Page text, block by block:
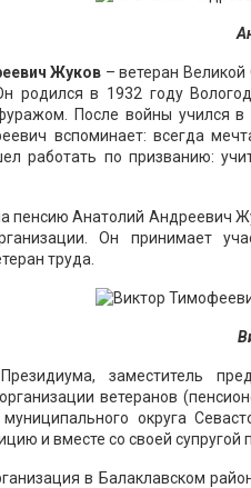
Жуков – ветеран
родился в 1932 году
После войны учился
вспоминает: всегда
работать по призванию:
пенсию Анатолий Андреевич
Он принимает
труда.
заместитель
ветеранов
муниципального округа
и вместе со своей супругой
в Балаклавском